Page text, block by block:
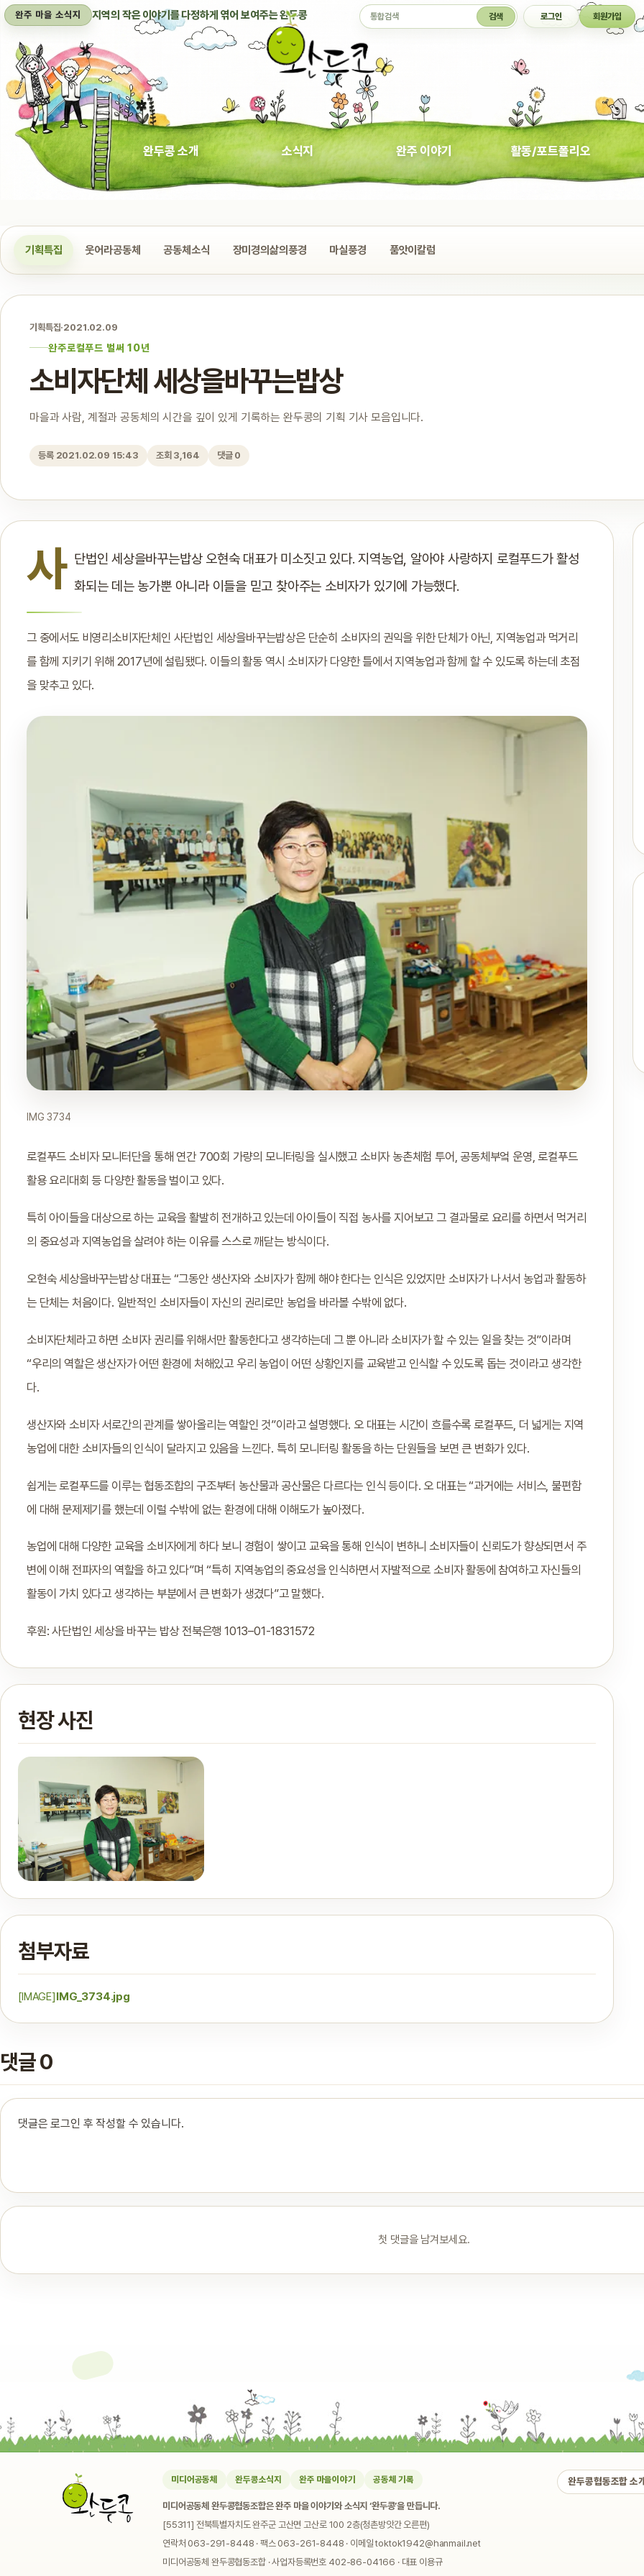
완주 마을 소식지 지역의 작은 이야기를 다정하게 엮어 보여주는 완두콩 통합검색 검색 로그인 회원가입
완두콩 소개 소식지 완주 이야기 활동/포트폴리오
기획특집 웃어라공동체 공동체소식 장미경의삶의풍경 마실풍경 품앗이칼럼
기획특집·2021.02.09
완주로컬푸드 벌써 10년
소비자단체 세상을바꾸는밥상
마을과 사람, 계절과 공동체의 시간을 깊이 있게 기록하는 완두콩의 기획 기사 모음입니다.
등록 2021.02.09 15:43 조회 3,164 댓글 0
사 단법인 세상을바꾸는밥상 오현숙 대표가 미소짓고 있다. 지역농업, 알아야 사랑하지 로컬푸드가 활성
화되는 데는 농가뿐 아니라 이들을 믿고 찾아주는 소비자가 있기에 가능했다.
그 중에서도 비영리소비자단체인 사단법인 세상을바꾸는밥상은 단순히 소비자의 권익을 위한 단체가 아닌, 지역농업과 먹거리
를 함께 지키기 위해 2017년에 설립됐다. 이들의 활동 역시 소비자가 다양한 틀에서 지역농업과 함께 할 수 있도록 하는데 초점
을 맞추고 있다.
IMG 3734
로컬푸드 소비자 모니터단을 통해 연간 700회 가량의 모니터링을 실시했고 소비자 농촌체험 투어, 공동체부엌 운영, 로컬푸드
활용 요리대회 등 다양한 활동을 벌이고 있다.
특히 아이들을 대상으로 하는 교육을 활발히 전개하고 있는데 아이들이 직접 농사를 지어보고 그 결과물로 요리를 하면서 먹거리
의 중요성과 지역농업을 살려야 하는 이유를 스스로 깨닫는 방식이다.
오현숙 세상을바꾸는밥상 대표는 “그동안 생산자와 소비자가 함께 해야 한다는 인식은 있었지만 소비자가 나서서 농업과 활동하
는 단체는 처음이다. 일반적인 소비자들이 자신의 권리로만 농업을 바라볼 수밖에 없다.
소비자단체라고 하면 소비자 권리를 위해서만 활동한다고 생각하는데 그 뿐 아니라 소비자가 할 수 있는 일을 찾는 것”이라며
“우리의 역할은 생산자가 어떤 환경에 처해있고 우리 농업이 어떤 상황인지를 교육받고 인식할 수 있도록 돕는 것이라고 생각한
다.
생산자와 소비자 서로간의 관계를 쌓아올리는 역할인 것”이라고 설명했다. 오 대표는 시간이 흐를수록 로컬푸드, 더 넓게는 지역
농업에 대한 소비자들의 인식이 달라지고 있음을 느낀다. 특히 모니터링 활동을 하는 단원들을 보면 큰 변화가 있다.
쉽게는 로컬푸드를 이루는 협동조합의 구조부터 농산물과 공산물은 다르다는 인식 등이다. 오 대표는 “과거에는 서비스, 불편함
에 대해 문제제기를 했는데 이럴 수밖에 없는 환경에 대해 이해도가 높아졌다.
농업에 대해 다양한 교육을 소비자에게 하다 보니 경험이 쌓이고 교육을 통해 인식이 변하니 소비자들이 신뢰도가 향상되면서 주
변에 이해 전파자의 역할을 하고 있다”며 “특히 지역농업의 중요성을 인식하면서 자발적으로 소비자 활동에 참여하고 자신들의
활동이 가치 있다고 생각하는 부분에서 큰 변화가 생겼다”고 말했다.
후원: 사단법인 세상을 바꾸는 밥상 전북은행 1013–01-1831572
현장 사진
첨부자료
[IMAGE]IMG_3734.jpg
댓글 0
댓글은 로그인 후 작성할 수 있습니다.
첫 댓글을 남겨보세요.
미디어공동체 완두콩소식지 완주 마을이야기 공동체 기록
미디어공동체 완두콩협동조합은 완주 마을 이야기와 소식지 ‘완두콩’을 만듭니다.
[55311] 전북특별자치도 완주군 고산면 고산로 100 2층(청촌방앗간 오른편)
연락처 063-291-8448 · 팩스 063-261-8448 · 이메일 toktok1942@hanmail.net
미디어공동체 완두콩협동조합 · 사업자등록번호 402-86-04166 · 대표 이용규
완두콩협동조합 소